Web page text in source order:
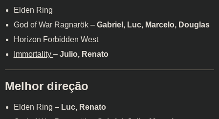
Elden Ring
God of War Ragnarök – Gabriel, Luc, Marcelo, Douglas
Horizon Forbidden West
Immortality – Julio, Renato
Melhor direção
Elden Ring – Luc, Renato